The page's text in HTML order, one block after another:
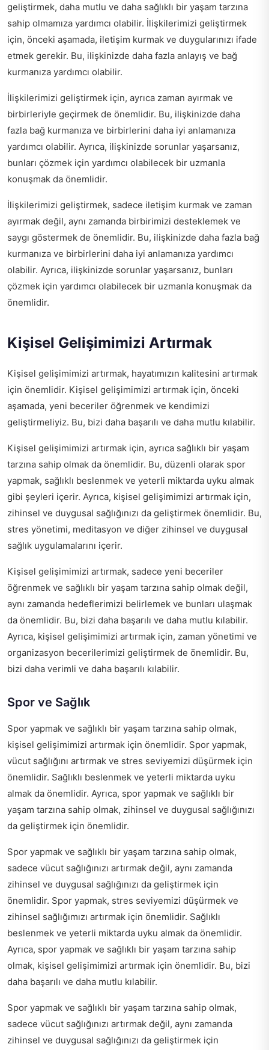
geliştirmek, daha mutlu ve daha sağlıklı bir yaşam tarzına
sahip olmamıza yardımcı olabilir. İlişkilerimizi geliştirmek
için, önceki aşamada, iletişim kurmak ve duygularınızı ifade
etmek gerekir. Bu, ilişkinizde daha fazla anlayış ve bağ
kurmanıza yardımcı olabilir.
İlişkilerimizi geliştirmek için, ayrıca zaman ayırmak ve
birbirleriyle geçirmek de önemlidir. Bu, ilişkinizde daha
fazla bağ kurmanıza ve birbirlerini daha iyi anlamanıza
yardımcı olabilir. Ayrıca, ilişkinizde sorunlar yaşarsanız,
bunları çözmek için yardımcı olabilecek bir uzmanla
konuşmak da önemlidir.
İlişkilerimizi geliştirmek, sadece iletişim kurmak ve zaman
ayırmak değil, aynı zamanda birbirimizi desteklemek ve
saygı göstermek de önemlidir. Bu, ilişkinizde daha fazla bağ
kurmanıza ve birbirlerini daha iyi anlamanıza yardımcı
olabilir. Ayrıca, ilişkinizde sorunlar yaşarsanız, bunları
çözmek için yardımcı olabilecek bir uzmanla konuşmak da
önemlidir.
Kişisel Gelişimimizi Artırmak
Kişisel gelişimimizi artırmak, hayatımızın kalitesini artırmak
için önemlidir. Kişisel gelişimimizi artırmak için, önceki
aşamada, yeni beceriler öğrenmek ve kendimizi
geliştirmeliyiz. Bu, bizi daha başarılı ve daha mutlu kılabilir.
Kişisel gelişimimizi artırmak için, ayrıca sağlıklı bir yaşam
tarzına sahip olmak da önemlidir. Bu, düzenli olarak spor
yapmak, sağlıklı beslenmek ve yeterli miktarda uyku almak
gibi şeyleri içerir. Ayrıca, kişisel gelişimimizi artırmak için,
zihinsel ve duygusal sağlığınızı da geliştirmek önemlidir. Bu,
stres yönetimi, meditasyon ve diğer zihinsel ve duygusal
sağlık uygulamalarını içerir.
Kişisel gelişimimizi artırmak, sadece yeni beceriler
öğrenmek ve sağlıklı bir yaşam tarzına sahip olmak değil,
aynı zamanda hedeflerimizi belirlemek ve bunları ulaşmak
da önemlidir. Bu, bizi daha başarılı ve daha mutlu kılabilir.
Ayrıca, kişisel gelişimimizi artırmak için, zaman yönetimi ve
organizasyon becerilerimizi geliştirmek de önemlidir. Bu,
bizi daha verimli ve daha başarılı kılabilir.
Spor ve Sağlık
Spor yapmak ve sağlıklı bir yaşam tarzına sahip olmak,
kişisel gelişimimizi artırmak için önemlidir. Spor yapmak,
vücut sağlığını artırmak ve stres seviyemizi düşürmek için
önemlidir. Sağlıklı beslenmek ve yeterli miktarda uyku
almak da önemlidir. Ayrıca, spor yapmak ve sağlıklı bir
yaşam tarzına sahip olmak, zihinsel ve duygusal sağlığınızı
da geliştirmek için önemlidir.
Spor yapmak ve sağlıklı bir yaşam tarzına sahip olmak,
sadece vücut sağlığınızı artırmak değil, aynı zamanda
zihinsel ve duygusal sağlığınızı da geliştirmek için
önemlidir. Spor yapmak, stres seviyemizi düşürmek ve
zihinsel sağlığımızı artırmak için önemlidir. Sağlıklı
beslenmek ve yeterli miktarda uyku almak da önemlidir.
Ayrıca, spor yapmak ve sağlıklı bir yaşam tarzına sahip
olmak, kişisel gelişimimizi artırmak için önemlidir. Bu, bizi
daha başarılı ve daha mutlu kılabilir.
Spor yapmak ve sağlıklı bir yaşam tarzına sahip olmak,
sadece vücut sağlığınızı artırmak değil, aynı zamanda
zihinsel ve duygusal sağlığınızı da geliştirmek için